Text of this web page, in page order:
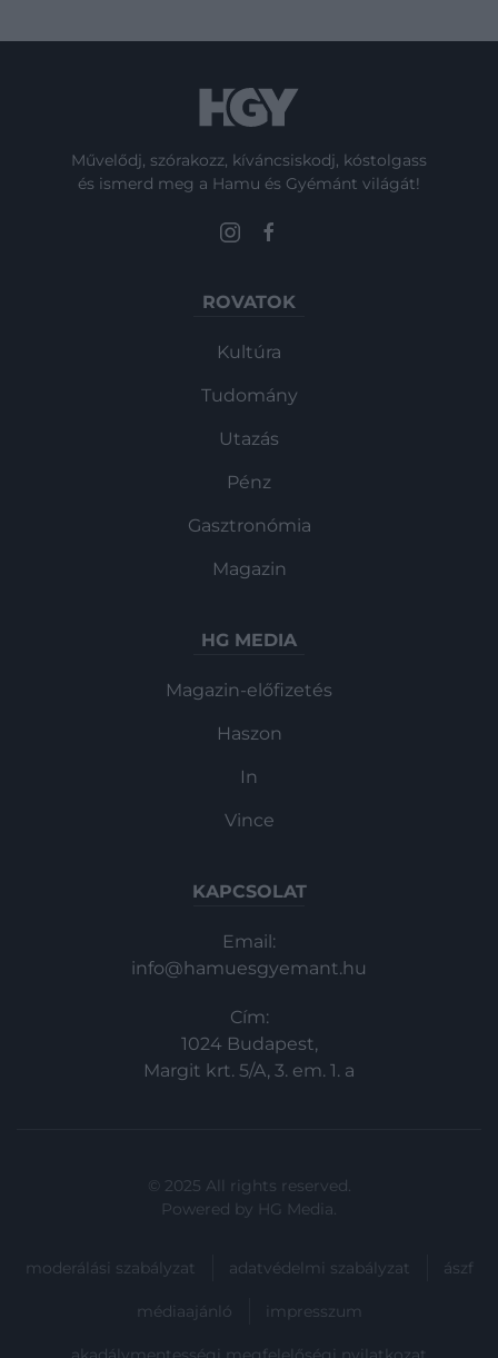
Művelődj, szórakozz, kíváncsiskodj, kóstolgass
és ismerd meg a Hamu és Gyémánt világát!
ROVATOK
Kultúra
Tudomány
Utazás
Pénz
Gasztronómia
Magazin
HG MEDIA
Magazin-előfizetés
Haszon
In
Vince
KAPCSOLAT
Email:
info@hamuesgyemant.hu
Cím:
1024 Budapest,
Margit krt. 5/A, 3. em. 1. a
© 2025 All rights reserved.
Powered by HG Media.
moderálási szabályzat adatvédelmi szabályzat ászf
médiaajánló impresszum